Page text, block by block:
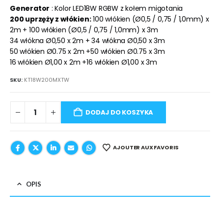
Generator : Kolor LED18W RGBW z kołem migotania
200 uprzęży z włókien:100 włókien (Ø0,5 / 0,75 / 1,0mm) x
2m + 100 włókien (Ø0,5 / 0,75 / 1,0mm) x 3m
34 włókna Ø0,50 x 2m + 34 włókna Ø0,50 x 3m
50 włókien Ø0.75 x 2m +50 włókien Ø0.75 x 3m
16 włókien Ø1,00 x 2m +16 włókien Ø1,00 x 3m
SKU: KT18W200MXTW
DODAJ DO KOSZYKA
AJOUTER AUX FAVORIS
OPIS